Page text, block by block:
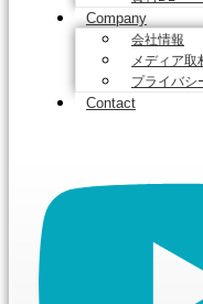
Company
会社情報
メディア取
プライバシ
Contact